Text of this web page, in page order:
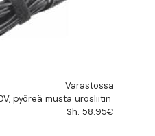
Varastossa
pyöreä musta urosliitin
Sh. 58.95€